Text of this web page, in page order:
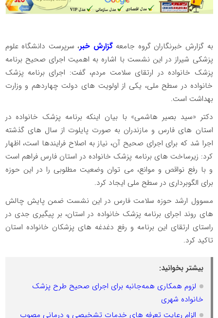
به گزارش خبرنگاران گروه جامعه گزارش خبر، سرپرست دانشگاه علوم
پزشکی شیراز در این نشست با اشاره به اهمیت اجرای صحیح برنامه
پزشک خانواده در ارتقای سلامت مردم، گفت: اجرای برنامه پزشک
خانواده در سطح ملی، یکی از اولویت های دولت چهاردهم و وزارت
بهداشت است.
دکتر «سید بصیر هاشمی» با بیان اینکه برنامه پزشک خانواده در
استان های فارس و مازندران به صورت پایلوت از سال های گذشته
اجرا شد که برای اجرای صحیح آن، نیاز به اصلاح فرایندها است، اظهار
کرد: زیرساخت های برنامه پزشک خانواده در استان فارس فراهم است
و با رفع نواقص و موانع، می توان وضعیت مطلوبی را در این حوزه
برای الگوبرداری در سطح ملی ایجاد کرد.
مسوول ارشد حوزه سلامت فارس در این نشست ضمن پایش چالش
های روند اجرای برنامه پزشک خانواده در استان، بر پیگیری جدی در
راستای ارتقای این برنامه و رفع دغدغه های پزشکان خانواده استان
تاکید کرد.
بیشتر بخوانید:
لزوم همکاری همه‌جانبه برای اجرای صحیح طرح پزشک
خانواده شهری
الزام رعایت تعرفه های خدمات تشخیصی و درمانی مصوب